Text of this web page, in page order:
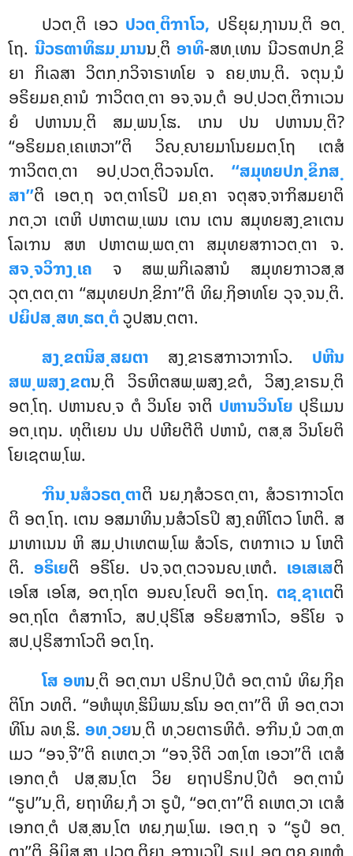
ປວຕ຺ຕິ ເອວ ປວຕ຺ຕິຠາໂວ, ປຣິຍຸຏ຺ຐານນ຺ຕິ ອຕ຺
ໂຖ. ນີວຣຓາທິຘມ຺ມານນ຺ຕິ ອາທິ-ສທ຺ເທນ ນີວຣຓປກ຺ຂິ
ຍາ ກິເລສາ ວິຕກ຺ກວິຈາຣາທໂຍ ຈ ຄຍ຺ຫນ຺ຕິ. ຈຕຸນ຺ນໍ
ອຣິຍມຄ຺ຄານໍ ຠາວິຕຕ຺ຕາ ອຈ຺ຈນ຺ຕໍ ອປ຺ປວຕ຺ຕິຠາເວນ
ຍໍ ປຫານນ຺ຕິ ສມ຺ພນ຺ໂຘ. ເກນ ປນ ປຫານນ຺ຕິ?
‘‘ອຣິຍມຄ຺ເຄເຫວາ’’ຕິ ວິຎ຺ຎາຍມາໂນຍມຕ຺ໂຖ ເຕສໍ
ຠາວິຕຕ຺ຕາ ອປ຺ປວຕ຺ຕິວຈນໂຕ. ‘‘ສມຸທຍປກ຺ຂິກສ຺
ສາ’’ຕິ ເອຕ຺ຖ ຈຕ຺ຕາໂຣປິ ມຄ຺ຄາ ຈຕຸສຈ຺ຈາຠິສມຍາຕິ
ກຕ຺ວາ ເຕຫິ ປຫາຕພ຺ເພນ ເຕນ ເຕນ ສມຸທຍສງ຺ຂາເຕນ
ໂລເຠນ ສຫ ປຫາຕພ຺ພຕ຺ຕາ ສມຸທຍສຠາວຕ຺ຕາ ຈ.
ສຈ຺ຈວິຠງ຺ເຄ ຈ ສພ຺ພກິເລສານໍ ສມຸທຍຠາວສ຺ສ
ວຸຕ຺ຕຕ຺ຕາ ‘‘ສມຸທຍປກ຺ຂິກາ’’ຕິ ທິຏ຺ຐິອາທໂຍ ວຸຈ຺ຈນ຺ຕິ.
ປຏິປສ຺ສທ຺ຘຕ຺ຕໍວູປສນ຺ຕຕາ.
ສງ຺ຂຕນິສ຺ສຏຕາ ສງ຺ຂາຣສຠາວາຠາໂວ. ປຫີນ
ສພ຺ພສງ຺ຂຕນ຺ຕິ ວິຣຫິຕສພ຺ພສງ຺ຂຕໍ, ວິສງ຺ຂາຣນ຺ຕິ
ອຕ຺ໂຖ. ປຫານຎ຺ຈ ຕໍ ວິນໂຍ ຈາຕິ ປຫານວິນໂຍ ປຸຣິເມນ
ອຕ຺ເຖນ. ທຸຕິເຍນ ປນ ປຫີຍຕີຕິ ປຫານໍ, ຕສ຺ສ ວິນໂຍຕິ
ໂຍເຊຕພ຺ໂພ.
ຠິນ຺ນສໍວຣຕ຺ຕາຕິ ນຏ຺ຐສໍວຣຕ຺ຕາ, ສໍວຣາຠາວໂຕ
ຕິ ອຕ຺ໂຖ. ເຕນ ອສມາທິນ຺ນສໍວໂຣປິ ສງ຺ຄຫິໂຕວ ໂຫຕິ. ສ
ມາທາເນນ ຫິ ສມ຺ປາເທຕພ຺ໂພ ສໍວໂຣ, ຕທຠາເວ ນ ໂຫຕີ
ຕິ. ອຣິເຍຕິ ອຣິໂຍ. ປຈ຺ຈຕ຺ຕວຈນຎ຺ເຫຕໍ. ເອເສເສຕິ
ເອໂສ ເອໂສ, ອຕ຺ຖໂຕ ອນຎ຺ໂຎຕິ ອຕ຺ໂຖ. ຕຊ຺ຊາເຕຕິ
ອຕ຺ຖໂຕ ຕໍສຠາໂວ, ສປ຺ປຸຣິໂສ ອຣິຍສຠາໂວ, ອຣິໂຍ ຈ
ສປ຺ປຸຣິສຠາໂວຕິ ອຕ຺ໂຖ.
ໂສ ອຫນ຺ຕິ ອຕ຺ຕນາ ປຣິກປ຺ປິຕໍ ອຕ຺ຕານໍ ທິຏ຺ຐິຄ
ຕິໂກ ວທຕິ. ‘‘ອຫໍພຸທ຺ຘິນິພນ຺ຘໂນ ອຕ຺ຕາ’’ຕິ ຫິ ອຕ຺ຕວາ
ທິໂນ ລທ຺ຘິ. ອທ຺ວຍນ຺ຕິ ທ຺ວຍຕາຣຫິຕໍ. ອຠິນ຺ນໍ ວຓ຺ຓ
ເມວ ‘‘ອຈ຺ຈີ’’ຕິ ຄເຫຕ຺ວາ ‘‘ອຈ຺ຈີຕິ ວຓ຺ໂຓ ເອວາ’’ຕິ ເຕສໍ
ເອກຕ຺ຕໍ ປສ຺ສນ຺ໂຕ ວິຍ ຍຖາປຣິກປ຺ປິຕໍ ອຕ຺ຕານໍ
‘‘ຣູປ’’ນ຺ຕິ, ຍຖາທິຏ຺ຐໍ ວາ ຣູປໍ, ‘‘ອຕ຺ຕາ’’ຕິ ຄເຫຕ຺ວາ ເຕສໍ
ເອກຕ຺ຕໍ ປສ຺ສນ຺ໂຕ ທຏ຺ຐພ຺ໂພ. ເອຕ຺ຖ ຈ ‘‘ຣູປໍ ອຕ຺